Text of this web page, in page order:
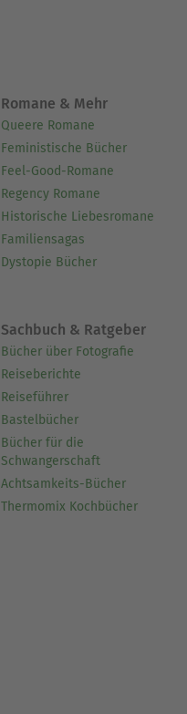
Romane & Mehr
Queere Romane
Feministische Bücher
Feel-Good-Romane
Regency Romane
Historische Liebesromane
Familiensagas
Dystopie Bücher
Sachbuch & Ratgeber
Bücher über Fotografie
Reiseberichte
Reiseführer
Bastelbücher
Bücher für die
Schwangerschaft
Achtsamkeits-Bücher
Thermomix Kochbücher